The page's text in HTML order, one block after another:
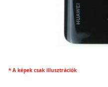
* A képek csak illusztrációk